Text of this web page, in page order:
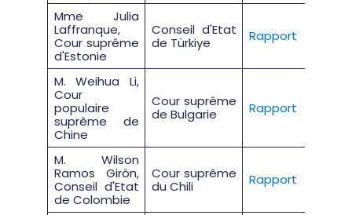
Mme Julia
Laffranque,
Cour suprême
d'Estonie
Conseil d'Etat
de Türkiye
Rapport
M. Weihua Li,
Cour
populaire
suprême de
Chine
Cour suprême
de Bulgarie
Rapport
M. Wilson
Ramos Girón,
Conseil d'Etat
de Colombie
Cour suprême
du Chili
Rapport